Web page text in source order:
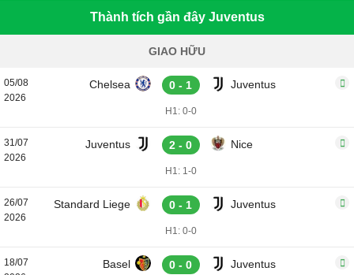
Thành tích gần đây Juventus
GIAO HỮU
05/08
2026
Chelsea 0 - 1 Juventus
H1: 0-0
31/07
2026
Juventus 2 - 0 Nice
H1: 1-0
26/07
2026
Standard Liege 0 - 1 Juventus
H1: 0-0
18/07
Basel 0 - 0 Juventus